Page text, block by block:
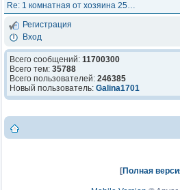
Re: 1 комнатная от хозяина 25…
Регистрация
Вход
Всего сообщений: 11700300
Всего тем: 35788
Всего пользователей: 246385
Новый пользователь: Galina1701
[Полная